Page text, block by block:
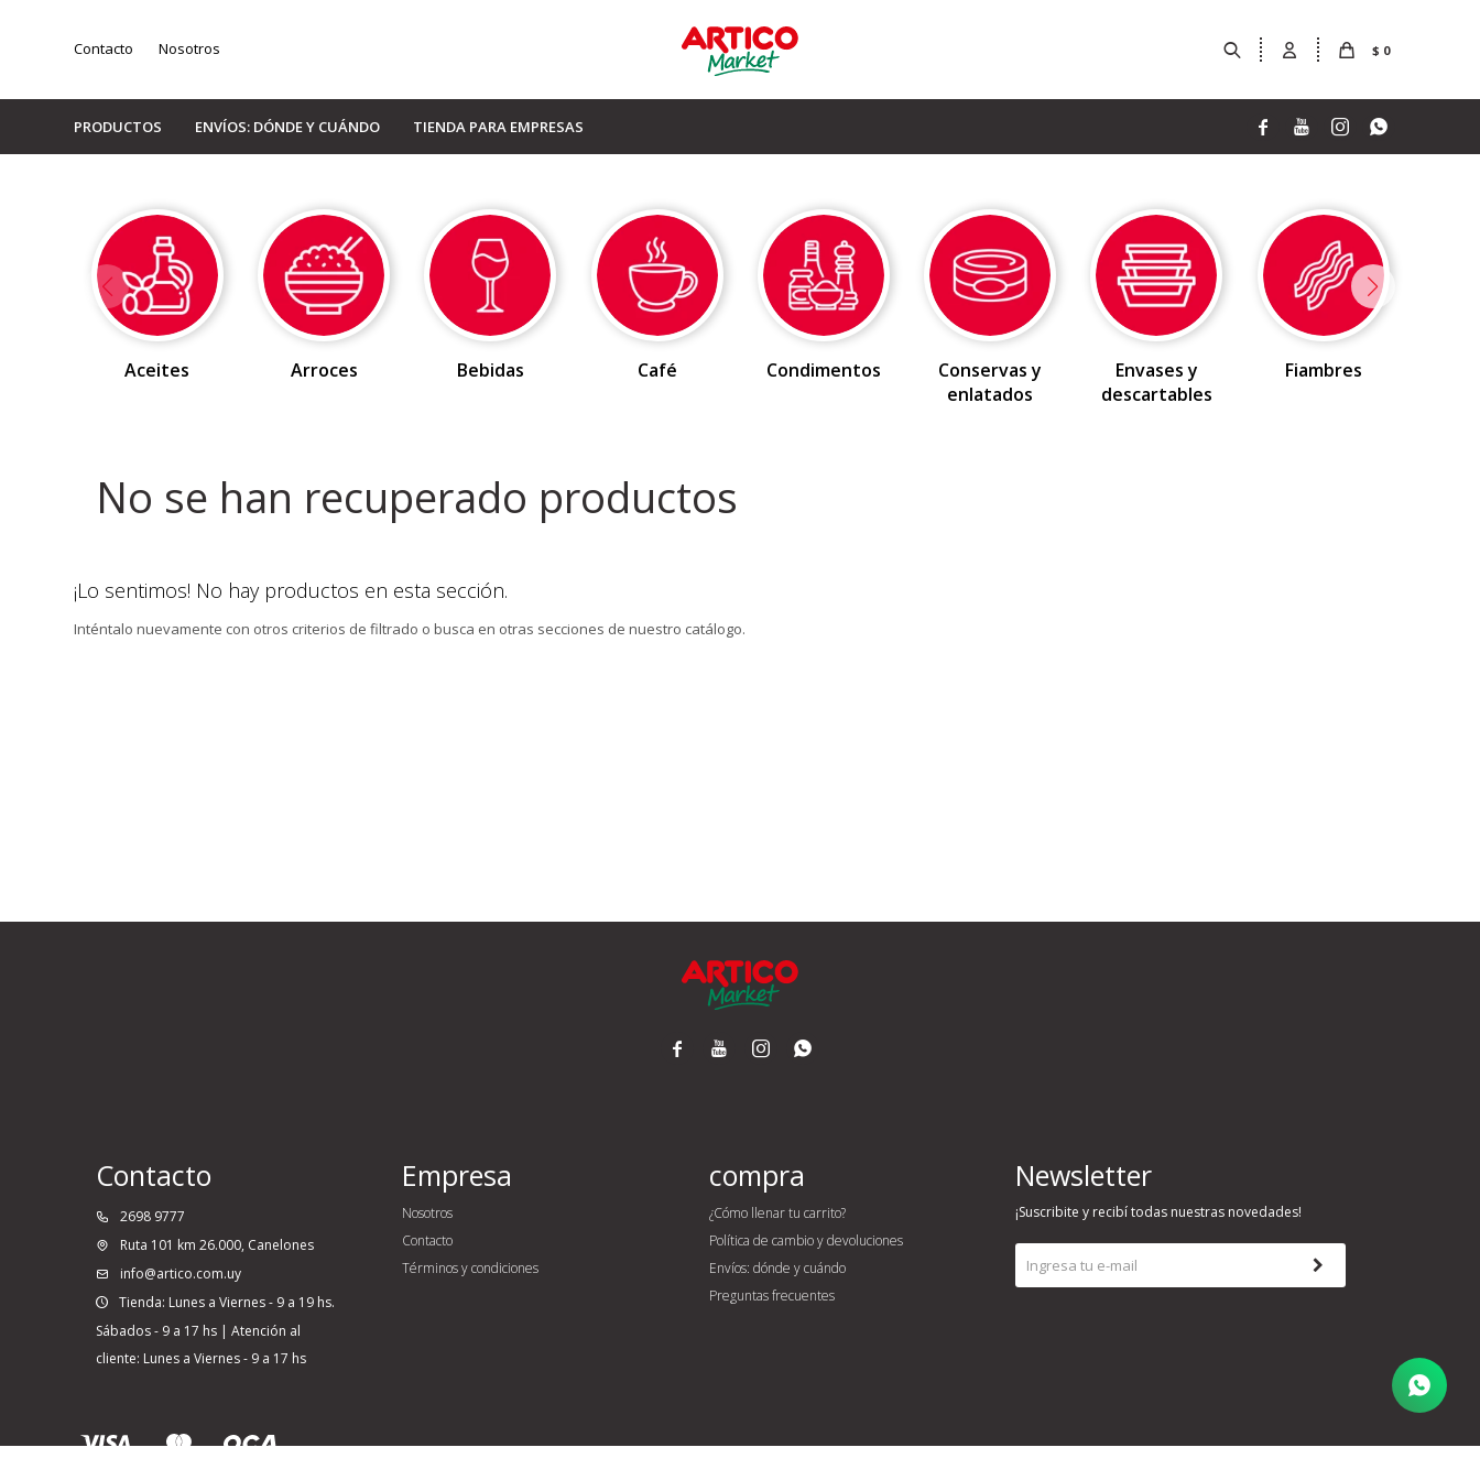
PRODUCTOS ENVÍOS: DÓNDE Y CUÁNDO TIENDA PARA EMPRESAS
$ 0
   
Contacto Nosotros
Aceites Arroces Bebidas Café Condimentos
Conservas y
enlatados
Envases y
descartables
Fiambres
No se han recuperado productos
¡Lo sentimos! No hay productos en esta sección.
Inténtalo nuevamente con otros criterios de filtrado o busca en otras secciones de nuestro catálogo.
   
Contacto
2698 9777
Ruta 101 km 26.000, Canelones
info@artico.com.uy
Tienda: Lunes a Viernes - 9 a 19 hs.
Sábados - 9 a 17 hs | Atención al
cliente: Lunes a Viernes - 9 a 17 hs
Empresa
Nosotros
Contacto
Términos y condiciones
compra
¿Cómo llenar tu carrito?
Política de cambio y devoluciones
Envíos: dónde y cuándo
Preguntas frecuentes
Newsletter
¡Suscribite y recibí todas nuestras novedades!